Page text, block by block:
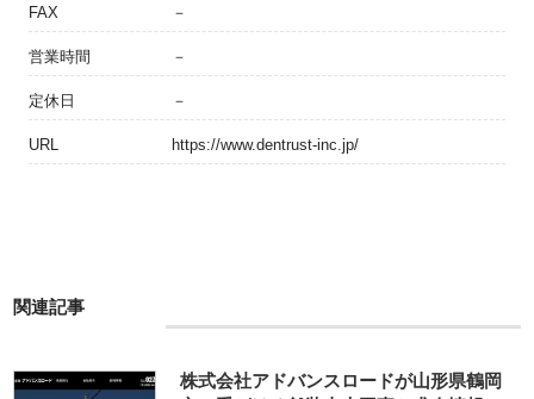
FAX －
営業時間 －
定休日 －
URL https://www.dentrust-inc.jp/
関連記事
株式会社アドバンスロードが山形県鶴岡